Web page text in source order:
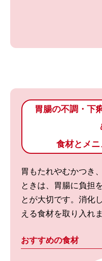
胃腸の不調・下
食材とメニ
胃もたれやむかつき
ときは、胃腸に負担
とが大切です。消化
える食材を取り入れ
おすすめの食材